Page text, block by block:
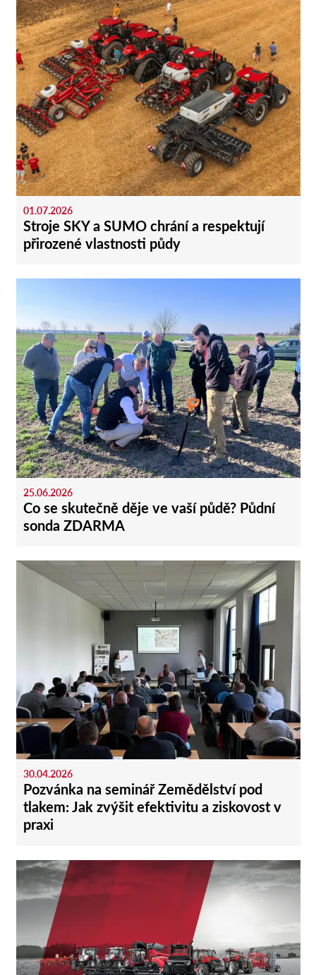
01.07.2026
Stroje SKY a SUMO chrání a respektují
přirozené vlastnosti půdy
25.06.2026
Co se skutečně děje ve vaší půdě? Půdní
sonda ZDARMA
30.04.2026
Pozvánka na seminář Zemědělství pod
tlakem: Jak zvýšit efektivitu a ziskovost v
praxi